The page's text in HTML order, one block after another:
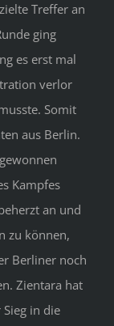
Treffer an
ging
es erst mal
verlor
Somit
aus Berlin.
Kampfes
an und
zu können,
Berliner noch
Zientara hat
in die